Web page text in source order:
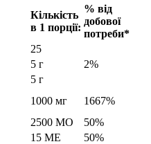
Кількість
в 1 порції:
% від
добової
потреби*
25
5 г
2%
5 г
1000 мг
1667%
2500 МО
50%
15 МЕ
50%